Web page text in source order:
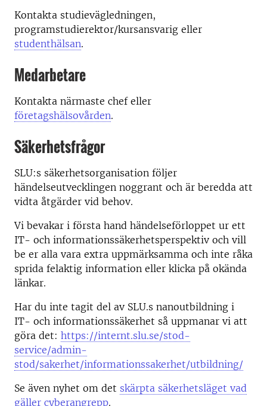
Kontakta studievägledningen,
programstudierektor/kursansvarig eller
studenthälsan.
Medarbetare
Kontakta närmaste chef eller
företagshälsovården.
Säkerhetsfrågor
SLU:s säkerhetsorganisation följer
händelseutvecklingen noggrant och är beredda att
vidta åtgärder vid behov.
Vi bevakar i första hand händelseförloppet ur ett
IT- och informationssäkerhetsperspektiv och vill
be er alla vara extra uppmärksamma och inte råka
sprida felaktig information eller klicka på okända
länkar.
Har du inte tagit del av SLU.s nanoutbildning i
IT- och informationssäkerhet så uppmanar vi att
göra det: https://internt.slu.se/stod-
service/admin-
stod/sakerhet/informationssakerhet/utbildning/
Se även nyhet om det skärpta säkerhetsläget vad
gäller cyberangrepp.